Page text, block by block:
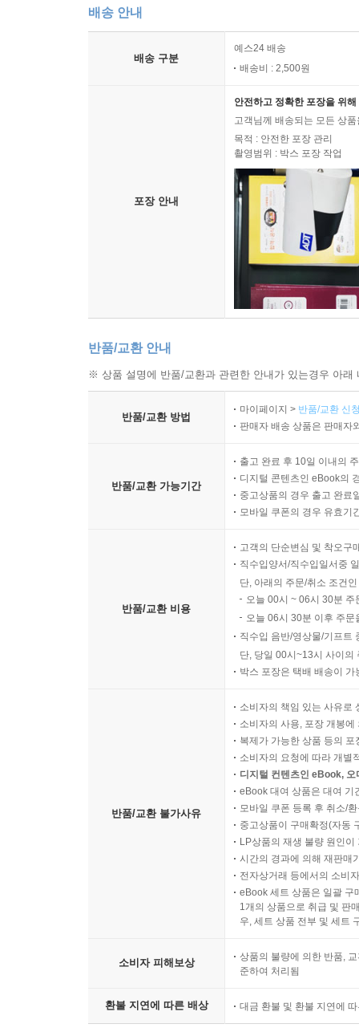
이산화탄소를 훨씬 적게 배출해왔다.” _28쪽
타격을 받을 것이란 사실을 염려한다. 이를테면
피해를 남긴다. 기후변화에 대한 ‘적응’의 측면에
기후변화는 정치적으로도, 그리고 철학적으로
지불하는 ‘청정개발체제(Clean Development
“많은 사회정치학자들은 기후 협상 자체에 대한
국가 발전을 중단해야 하는지 지시하는 것처럼
국가들은 자국의 발전과 빈곤 구제 노력을 저해할
이 책은 기후변화 문제를 해결하기 위해 “어떻게
과제임을 밝히고 있다. 세계 인구는 2050년
저자는 다시 한번 역설하고 있다.
배송 안내
배송 구분
예스24 배송
배송비 : 2,500원
포장 안내
안전하고 정확한 포장을 위
고객님께 배송되는 모든 상
목적 : 안전한 포장 관리
촬영범위 : 박스 포장 작업
반품/교환 안내
※ 상품 설명에 반품/교환과 관련한 안내가 있는경우 아
반품/교환 방법
마이페이지 > 반품/교환 신
판매자 배송 상품은 판매자
반품/교환 가능기간
출고 완료 후 10일 이내의
디지털 콘텐츠인 eBook의
중고상품의 경우 출고 완료
모바일 쿠폰의 경우 유효기
반품/교환 비용
고객의 단순변심 및 착오구
직수입양서/직수입일서중
단, 아래의 주문/취소 조건
오늘 00시 ~ 06시 30분
오늘 06시 30분 이후 주
직수입 음반/영상물/기프트
단, 당일 00시~13시 사이의
박스 포장은 택배 배송이
반품/교환 불가사유
소비자의 책임 있는 사유로
소비자의 사용, 포장 개봉
복제가 가능한 상품 등의
소비자의 요청에 따라 개별
디지털 컨텐츠인 eBook,
eBook 대여 상품은 대여 기
모바일 쿠폰 등록 후 취소/
중고상품이 구매확정(자동
LP상품의 재생 불량 원인
시간의 경과에 의해 재판매
전자상거래 등에서의 소비
eBook 세트 상품은 일괄 구
1개의 상품으로 취급 및 판
우, 세트 상품 전부 및 세트
소비자 피해보상
상품의 불량에 의한 반품,
준하여 처리됨
환불 지연에 따른 배상 대금 환불 및 환불 지연에